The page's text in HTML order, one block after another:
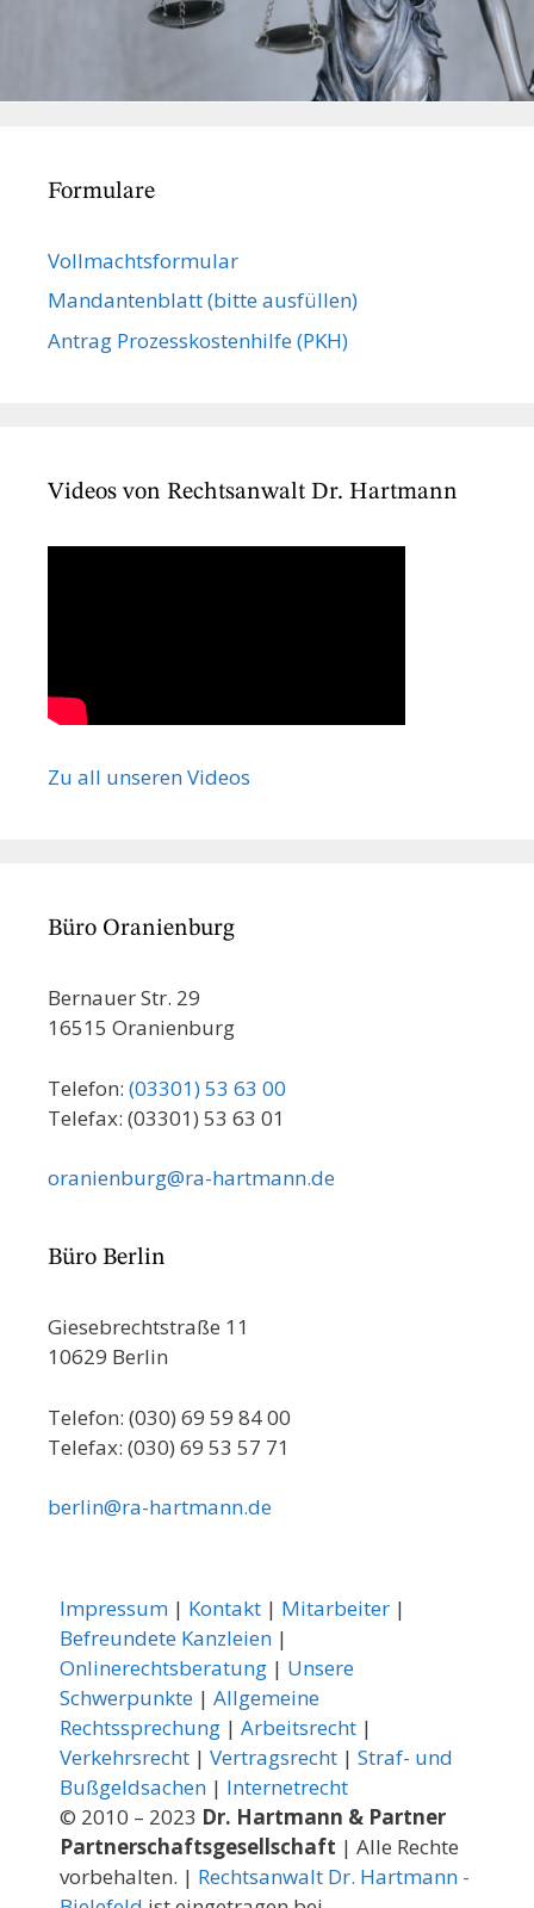
Formulare
Vollmachts­formular
Mandanten­blatt (bitte ausfüllen)
Antrag Prozesskostenhilfe (PKH)
Videos von Rechtsanwalt Dr. Hartmann
Zu all unseren Videos
Büro Oranienburg
Bernauer Str. 29
16515 Oranienburg
Telefon: (03301) 53 63 00
Telefax: (03301) 53 63 01
oranienburg@ra-hartmann.de
Büro Berlin
Giesebrechtstraße 11
10629 Berlin
Telefon: (030) 69 59 84 00
Telefax: (030) 69 53 57 71
berlin@ra-hartmann.de
Impressum | Kontakt | Mitarbeiter |
Befreundete Kanzleien |
Onlinerechtsberatung | Unsere
Schwerpunkte | Allgemeine
Rechtssprechung | Arbeitsrecht |
Verkehrsrecht | Vertragsrecht | Straf- und
Bußgeldsachen | Internetrecht
© 2010 – 2023 Dr. Hartmann & Partner
Partnerschaftsgesellschaft | Alle Rechte
vorbehalten. | Rechtsanwalt Dr. Hartmann -